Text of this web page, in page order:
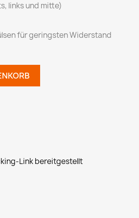
links und mitte)
für geringsten Widerstand
Link bereitgestellt